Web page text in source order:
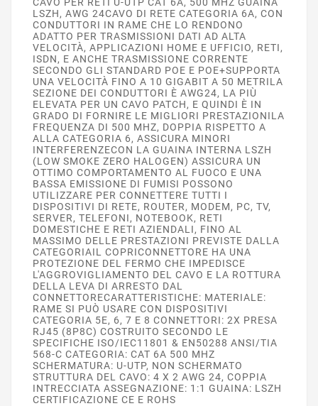
LSZH, AWG 24CAVO DI RETE CATEGORIA 6A, CON
CONDUTTORI IN RAME CHE LO RENDONO
ADATTO PER TRASMISSIONI DATI AD ALTA
VELOCITÀ, APPLICAZIONI HOME E UFFICIO, RETI,
ISDN, E ANCHE TRASMISSIONE CORRENTE
SECONDO GLI STANDARD POE E POE+SUPPORTA
UNA VELOCITÀ FINO A 10 GIGABIT A 50 METRILA
SEZIONE DEI CONDUTTORI È AWG24, LA PIÙ
ELEVATA PER UN CAVO PATCH, E QUINDI È IN
GRADO DI FORNIRE LE MIGLIORI PRESTAZIONILA
FREQUENZA DI 500 MHZ, DOPPIA RISPETTO A
ALLA CATEGORIA 6, ASSICURA MINORI
INTERFERENZECON LA GUAINA INTERNA LSZH
(LOW SMOKE ZERO HALOGEN) ASSICURA UN
OTTIMO COMPORTAMENTO AL FUOCO E UNA
BASSA EMISSIONE DI FUMISI POSSONO
UTILIZZARE PER CONNETTERE TUTTI I
DISPOSITIVI DI RETE, ROUTER, MODEM, PC, TV,
SERVER, TELEFONI, NOTEBOOK, RETI
DOMESTICHE E RETI AZIENDALI, FINO AL
MASSIMO DELLE PRESTAZIONI PREVISTE DALLA
CATEGORIAIL COPRICONNETTORE HA UNA
PROTEZIONE DEL FERMO CHE IMPEDISCE
L'AGGROVIGLIAMENTO DEL CAVO E LA ROTTURA
DELLA LEVA DI ARRESTO DAL
CONNETTORECARATTERISTICHE: MATERIALE:
RAME SI PUÒ USARE CON DISPOSITIVI
CATEGORIA 5E, 6, 7 E 8 CONNETTORI: 2X PRESA
RJ45 (8P8C) COSTRUITO SECONDO LE
SPECIFICHE ISO/IEC11801 & EN50288 ANSI/TIA
568-C CATEGORIA: CAT 6A 500 MHZ
SCHERMATURA: U-UTP, NON SCHERMATO
STRUTTURA DEL CAVO: 4 X 2 AWG 24, COPPIA
INTRECCIATA ASSEGNAZIONE: 1:1 GUAINA: LSZH
CERTIFICAZIONE CE E ROHS